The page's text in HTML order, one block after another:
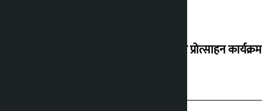
‘करदाता प्रोत्साहन